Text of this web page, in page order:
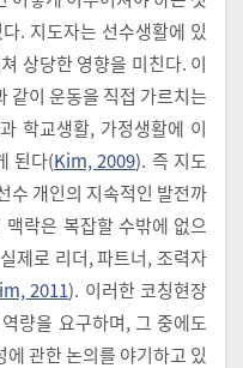
. 지도자는 선수생활에 있
상당한 영향을 미친다. 이
같이 운동을 직접 가르치는
학교생활, 가정생활에 이
된다(Kim, 2009). 즉 지도
수 개인의 지속적인 발전까
락은 복잡할 수밖에 없으
제로 리더, 파트너, 조력자
2011). 이러한 코칭현장
량을 요구하며, 그 중에도
관한 논의를 야기하고 있